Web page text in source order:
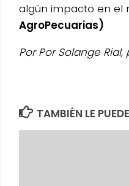
algún impacto en el
AgroPecuarias)
Por Por Solange
TAMBIÉN LE